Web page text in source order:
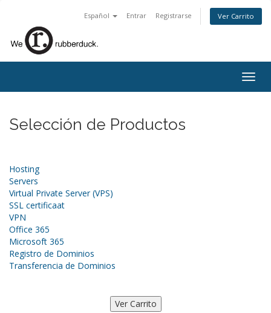
Español Entrar Registrarse Ver Carrito
Selección de Productos
Hosting
Servers
Virtual Private Server (VPS)
SSL certificaat
VPN
Office 365
Microsoft 365
Registro de Dominios
Transferencia de Dominios